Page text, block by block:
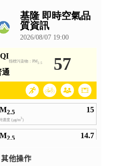
其他操作